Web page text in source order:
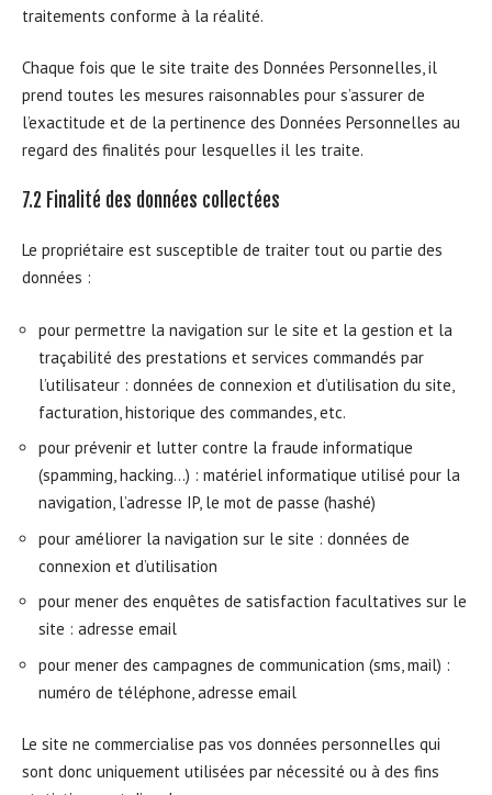
traitements conforme à la réalité.
Chaque fois que le site traite des Données Personnelles, il
prend toutes les mesures raisonnables pour s’assurer de
l’exactitude et de la pertinence des Données Personnelles au
regard des finalités pour lesquelles il les traite.
7.2 Finalité des données collectées
Le propriétaire est susceptible de traiter tout ou partie des
données :
pour permettre la navigation sur le site et la gestion et la
traçabilité des prestations et services commandés par
l’utilisateur : données de connexion et d’utilisation du site,
facturation, historique des commandes, etc.
pour prévenir et lutter contre la fraude informatique
(spamming, hacking…) : matériel informatique utilisé pour la
navigation, l’adresse IP, le mot de passe (hashé)
pour améliorer la navigation sur le site : données de
connexion et d’utilisation
pour mener des enquêtes de satisfaction facultatives sur le
site : adresse email
pour mener des campagnes de communication (sms, mail) :
numéro de téléphone, adresse email
Le site ne commercialise pas vos données personnelles qui
sont donc uniquement utilisées par nécessité ou à des fins